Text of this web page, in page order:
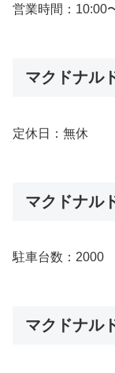
営業時間：10:00
マクドナル
定休日：無休
マクドナル
駐車台数：2000
マクドナル